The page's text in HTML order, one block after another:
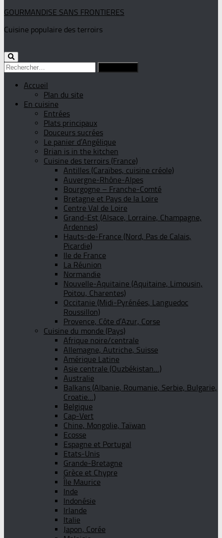
GOURMANDISE SANS FRONTIERES
Cuisine populaire des terroirs
Rechercher :
Accueil
Plan du site
En cuisine
Entrées
Plats principaux
Douceurs sucrées
Le panier d’Angélique
Brian is in the kitchen
Cuisine des terroirs (France)
Antilles (Caraïbes, cuisine créole)
Auvergne-Rhône-Alpes
Bourgogne – Franche-Comté
Bretagne et Pays de la Loire
Centre Val de Loire
Grand-Est (Alsace, Lorraine, Champagne,
Ardennes)
Hauts-de-France (Nord, Pas de Calais,
Picardie)
Ile de France
La Réunion
Normandie
Nouvelle-Aquitaine (Aquitaine, Limousin,
Poitou, Charentes)
Occitanie (Midi-Pyrénées, Languedoc
Roussillon)
Provence, Côte d’Azur, Corse
Cuisine du monde (Pays)
Afrique noire/centrale
Allemagne, Autriche, Suisse
Amérique Latine
Asie centrale (Ouzbékistan…)
Australie
Balkans (Albanie, Roumanie, Serbie, Bulgarie,
Croatie…)
Belgique
Cap-Vert
Chine, Mongolie, Taïwan
Ecosse
Espagne et Portugal
Etats-Unis
Grande-Bretagne
Grèce et Chypre
Île Maurice
Inde
Indonésie
Irlande
Italie
Japon, Corée